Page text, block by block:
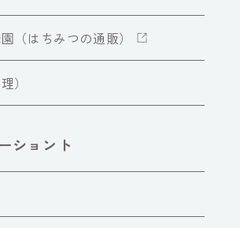
（はちみつの通販）
）
ショント